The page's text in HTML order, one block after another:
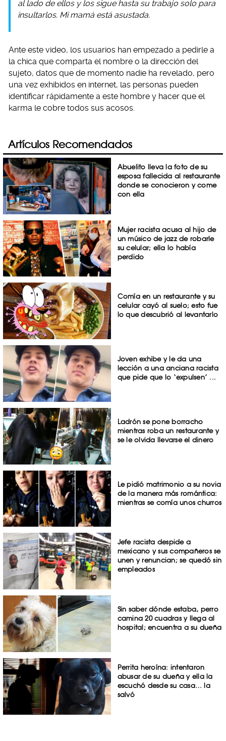
al lado de ellos y los sigue hasta su trabajo solo para
insultarlos. Mi mamá está asustada.
Ante este video, los usuarios han empezado a pedirle a
la chica que comparta el nombre o la dirección del
sujeto, datos que de momento nadie ha revelado, pero
una vez exhibidos en internet, las personas pueden
identificar rápidamente a este hombre y hacer que el
karma le cobre todos sus acosos.
Artículos Recomendados
Abuelito lleva la foto de su
esposa fallecida al restaurante
donde se conocieron y come
con ella
Mujer racista acusa al hijo de
un músico de jazz de robarle
su celular; ella lo había
perdido
Comía en un restaurante y su
celular cayó al suelo; esto fue
lo que descubrió al levantarlo
Joven exhibe y le da una
lección a una anciana racista
que pide que lo ‘expulsen’ ...
Ladrón se pone borracho
mientras roba un restaurante y
se le olvida llevarse el dinero
Le pidió matrimonio a su novia
de la manera más romántica:
mientras se comía unos churros
Jefe racista despide a
mexicano y sus compañeros se
unen y renuncian; se quedó sin
empleados
Sin saber dónde estaba, perro
camina 20 cuadras y llega al
hospital; encuentra a su dueña
Perrita heroína: intentaron
abusar de su dueña y ella la
escuchó desde su casa… la
salvó